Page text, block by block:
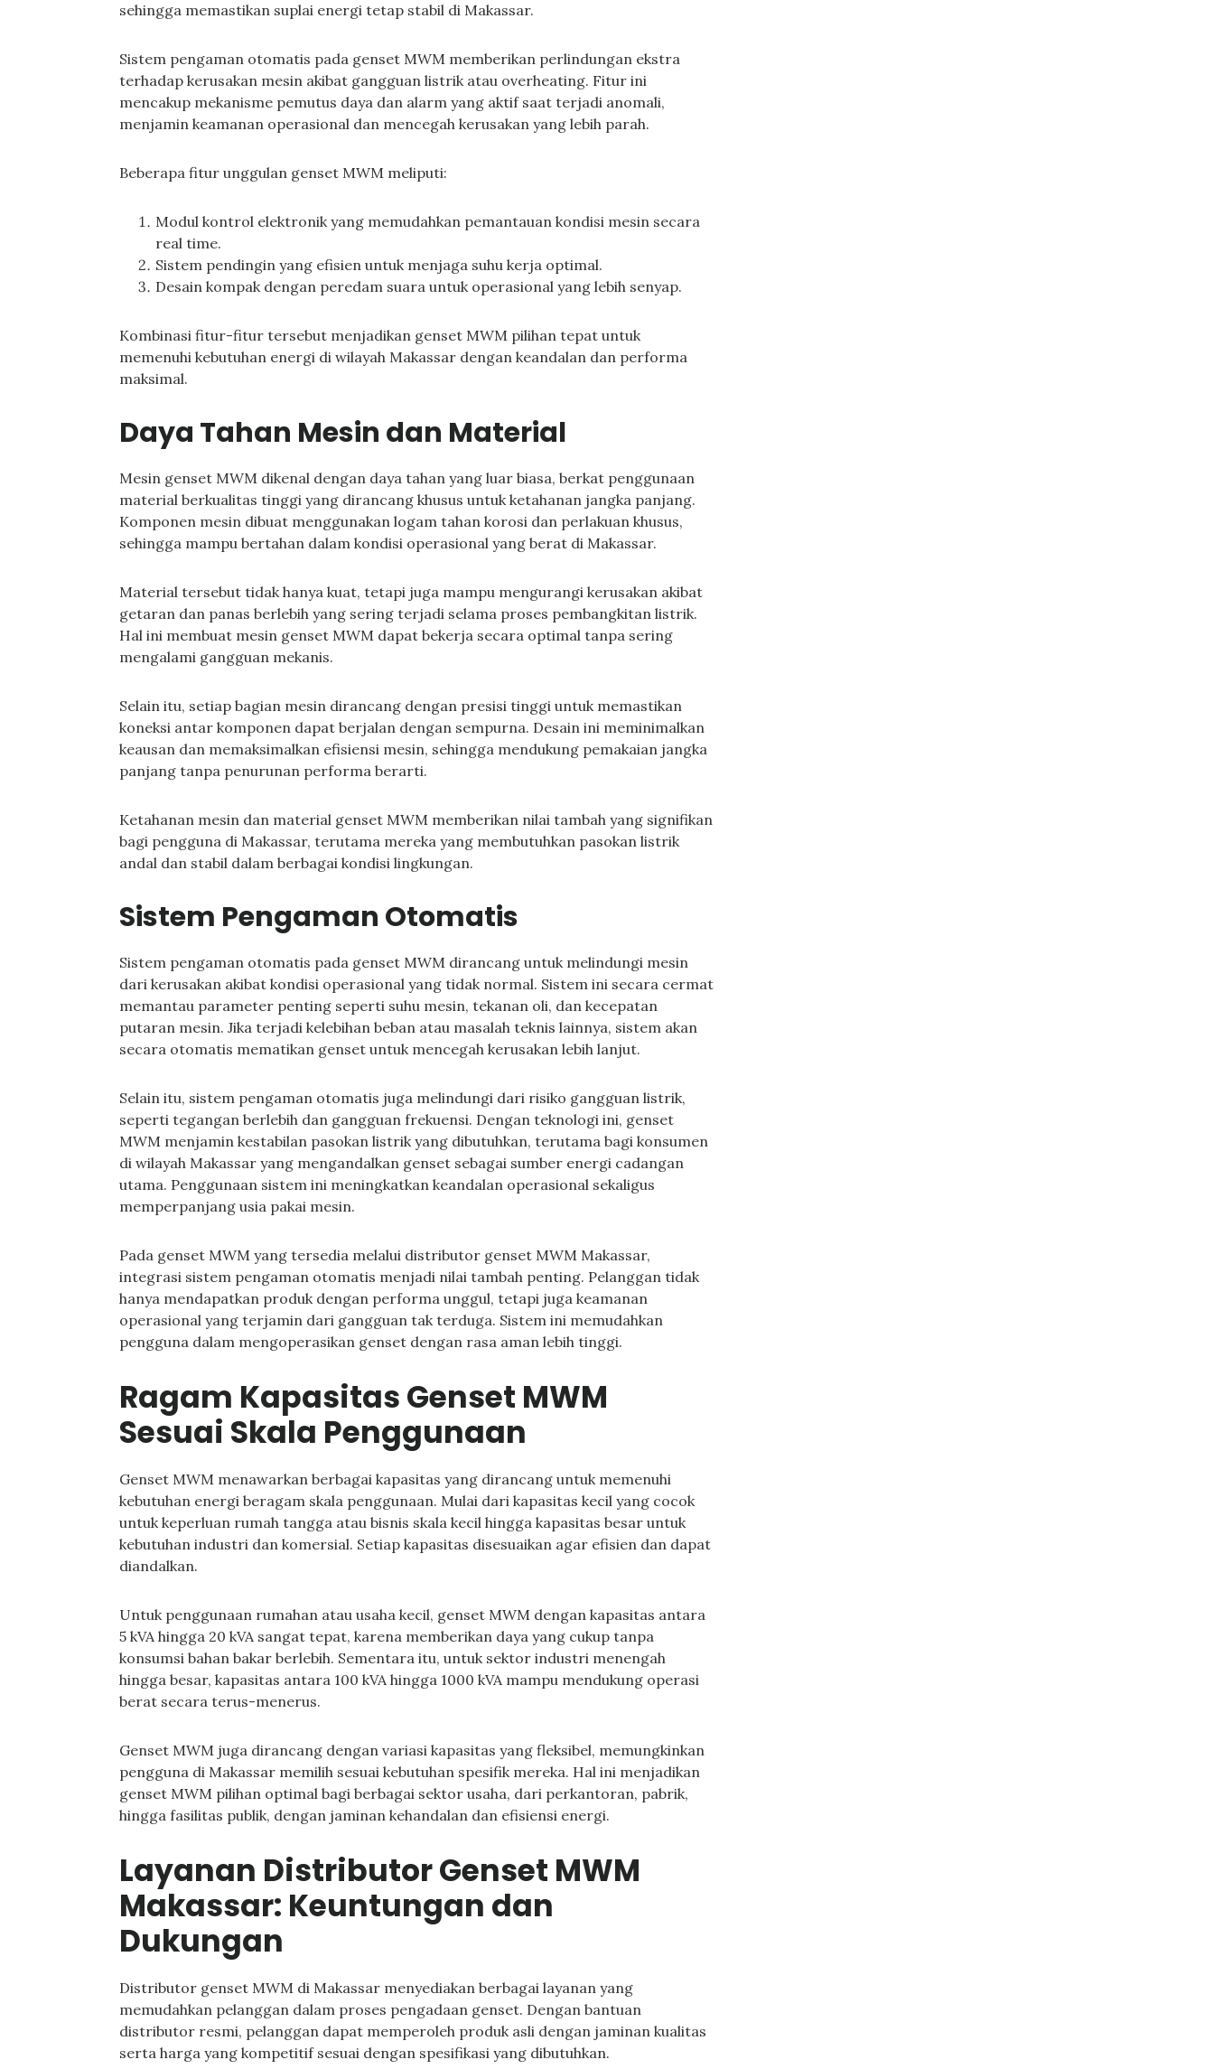
sehingga memastikan suplai energi tetap stabil di Makassar.
Sistem pengaman otomatis pada genset MWM memberikan perlindungan ekstra
terhadap kerusakan mesin akibat gangguan listrik atau overheating. Fitur ini
mencakup mekanisme pemutus daya dan alarm yang aktif saat terjadi anomali,
menjamin keamanan operasional dan mencegah kerusakan yang lebih parah.
Beberapa fitur unggulan genset MWM meliputi:
Modul kontrol elektronik yang memudahkan pemantauan kondisi mesin secara
real time.
Sistem pendingin yang efisien untuk menjaga suhu kerja optimal.
Desain kompak dengan peredam suara untuk operasional yang lebih senyap.
Kombinasi fitur-fitur tersebut menjadikan genset MWM pilihan tepat untuk
memenuhi kebutuhan energi di wilayah Makassar dengan keandalan dan performa
maksimal.
Daya Tahan Mesin dan Material
Mesin genset MWM dikenal dengan daya tahan yang luar biasa, berkat penggunaan
material berkualitas tinggi yang dirancang khusus untuk ketahanan jangka panjang.
Komponen mesin dibuat menggunakan logam tahan korosi dan perlakuan khusus,
sehingga mampu bertahan dalam kondisi operasional yang berat di Makassar.
Material tersebut tidak hanya kuat, tetapi juga mampu mengurangi kerusakan akibat
getaran dan panas berlebih yang sering terjadi selama proses pembangkitan listrik.
Hal ini membuat mesin genset MWM dapat bekerja secara optimal tanpa sering
mengalami gangguan mekanis.
Selain itu, setiap bagian mesin dirancang dengan presisi tinggi untuk memastikan
koneksi antar komponen dapat berjalan dengan sempurna. Desain ini meminimalkan
keausan dan memaksimalkan efisiensi mesin, sehingga mendukung pemakaian jangka
panjang tanpa penurunan performa berarti.
Ketahanan mesin dan material genset MWM memberikan nilai tambah yang signifikan
bagi pengguna di Makassar, terutama mereka yang membutuhkan pasokan listrik
andal dan stabil dalam berbagai kondisi lingkungan.
Sistem Pengaman Otomatis
Sistem pengaman otomatis pada genset MWM dirancang untuk melindungi mesin
dari kerusakan akibat kondisi operasional yang tidak normal. Sistem ini secara cermat
memantau parameter penting seperti suhu mesin, tekanan oli, dan kecepatan
putaran mesin. Jika terjadi kelebihan beban atau masalah teknis lainnya, sistem akan
secara otomatis mematikan genset untuk mencegah kerusakan lebih lanjut.
Selain itu, sistem pengaman otomatis juga melindungi dari risiko gangguan listrik,
seperti tegangan berlebih dan gangguan frekuensi. Dengan teknologi ini, genset
MWM menjamin kestabilan pasokan listrik yang dibutuhkan, terutama bagi konsumen
di wilayah Makassar yang mengandalkan genset sebagai sumber energi cadangan
utama. Penggunaan sistem ini meningkatkan keandalan operasional sekaligus
memperpanjang usia pakai mesin.
Pada genset MWM yang tersedia melalui distributor genset MWM Makassar,
integrasi sistem pengaman otomatis menjadi nilai tambah penting. Pelanggan tidak
hanya mendapatkan produk dengan performa unggul, tetapi juga keamanan
operasional yang terjamin dari gangguan tak terduga. Sistem ini memudahkan
pengguna dalam mengoperasikan genset dengan rasa aman lebih tinggi.
Ragam Kapasitas Genset MWM
Sesuai Skala Penggunaan
Genset MWM menawarkan berbagai kapasitas yang dirancang untuk memenuhi
kebutuhan energi beragam skala penggunaan. Mulai dari kapasitas kecil yang cocok
untuk keperluan rumah tangga atau bisnis skala kecil hingga kapasitas besar untuk
kebutuhan industri dan komersial. Setiap kapasitas disesuaikan agar efisien dan dapat
diandalkan.
Untuk penggunaan rumahan atau usaha kecil, genset MWM dengan kapasitas antara
5 kVA hingga 20 kVA sangat tepat, karena memberikan daya yang cukup tanpa
konsumsi bahan bakar berlebih. Sementara itu, untuk sektor industri menengah
hingga besar, kapasitas antara 100 kVA hingga 1000 kVA mampu mendukung operasi
berat secara terus-menerus.
Genset MWM juga dirancang dengan variasi kapasitas yang fleksibel, memungkinkan
pengguna di Makassar memilih sesuai kebutuhan spesifik mereka. Hal ini menjadikan
genset MWM pilihan optimal bagi berbagai sektor usaha, dari perkantoran, pabrik,
hingga fasilitas publik, dengan jaminan kehandalan dan efisiensi energi.
Layanan Distributor Genset MWM
Makassar: Keuntungan dan
Dukungan
Distributor genset MWM di Makassar menyediakan berbagai layanan yang
memudahkan pelanggan dalam proses pengadaan genset. Dengan bantuan
distributor resmi, pelanggan dapat memperoleh produk asli dengan jaminan kualitas
serta harga yang kompetitif sesuai dengan spesifikasi yang dibutuhkan.